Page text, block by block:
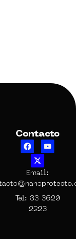
Contacto
Email:
Tel: 33 3620
2223